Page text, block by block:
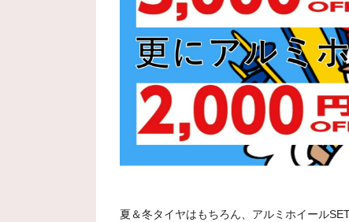
夏＆冬タイヤはもちろん、アルミホイール